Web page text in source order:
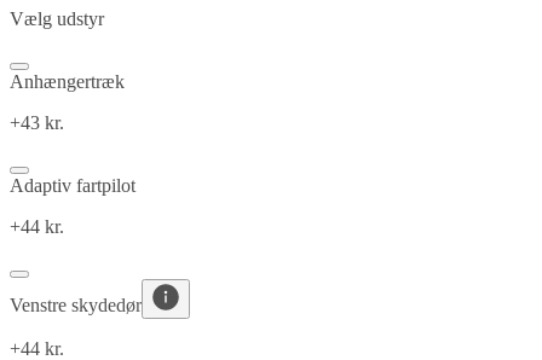
Vælg udstyr
Anhængertræk
+43 kr.
Adaptiv fartpilot
+44 kr.
Venstre skydedør
+44 kr.